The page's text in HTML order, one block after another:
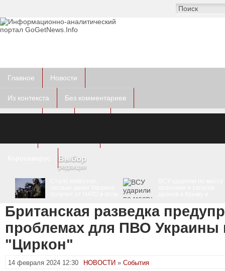
Главное Новости
Из контекста Без комментариев
Выбор
редакции
Британская разведка
проблемах для ПВО Украины
"Циркон"
14 февраля 2024 12:30 НОВОСТИ » События